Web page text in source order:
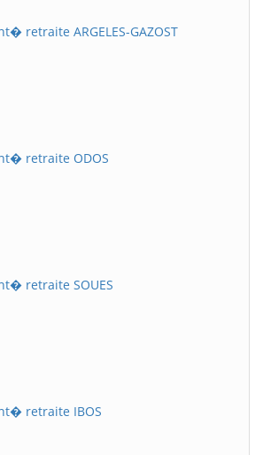
retraite ARGELES-GAZOST
retraite ODOS
retraite SOUES
retraite IBOS